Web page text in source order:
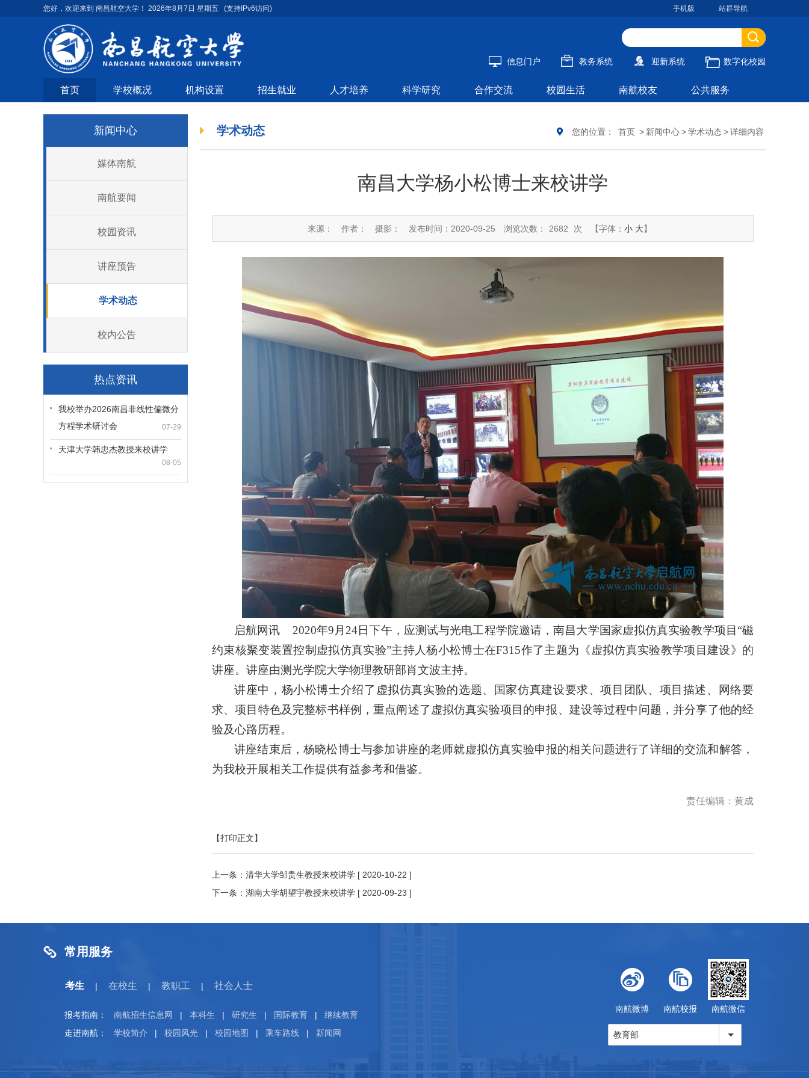
您好，欢迎来到 南昌航空大学！ 2026年8月7日 星期五 (支持IPv6访问) 手机版 站群导航
信息门户 教务系统 迎新系统 数字化校园
首页 学校概况 机构设置 招生就业 人才培养 科学研究 合作交流 校园生活 南航校友 公共服务
新闻中心
媒体南航
南航要闻
校园资讯
讲座预告
学术动态
校内公告
热点资讯
07-29
我校举办2026南昌非线性偏微分
方程学术研讨会
08-05
天津大学韩忠杰教授来校讲学
您的位置： 首页 > 新闻中心>学术动态>详细内容
学术动态
南昌大学杨小松博士来校讲学
来源： 作者： 摄影： 发布时间：2020-09-25 浏览次数： 2682 次 【字体： 小 大】
启航网讯 2020年9月24日下午，应测试与光电工程学院邀请，南昌大学国家虚拟仿真实验教学项目“磁
约束核聚变装置控制虚拟仿真实验”主持人杨小松博士在F315作了主题为《虚拟仿真实验教学项目建设》的
讲座。讲座由测光学院大学物理教研部肖文波主持。
讲座中，杨小松博士介绍了虚拟仿真实验的选题、国家仿真建设要求、项目团队、项目描述、网络要
求、项目特色及完整标书样例，重点阐述了虚拟仿真实验项目的申报、建设等过程中问题，并分享了他的经
验及心路历程。
讲座结束后，杨晓松博士与参加讲座的老师就虚拟仿真实验申报的相关问题进行了详细的交流和解答，
为我校开展相关工作提供有益参考和借鉴。
责任编辑：黄成
【打印正文】
上一条： 清华大学邹贵生教授来校讲学 [ 2020-10-22 ]
下一条： 湖南大学胡望宇教授来校讲学 [ 2020-09-23 ]
常用服务
考生 | 在校生 | 教职工 | 社会人士
报考指南： 南航招生信息网 | 本科生 | 研究生 | 国际教育 |
继续教育
走进南航：
学校简介 | 校园风光 | 校园地图 | 乘车路线 | 新闻网
南航微博 南航校报 南航微信
教育部